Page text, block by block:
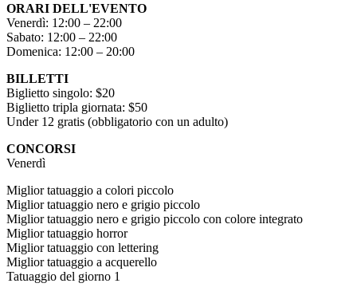
ORARI DELL'EVENTO
Venerdì: 12:00 – 22:00
Sabato: 12:00 – 22:00
Domenica: 12:00 – 20:00
BILLETTI
Biglietto singolo: $20
Biglietto tripla giornata: $50
Under 12 gratis (obbligatorio con un adulto)
CONCORSI
Venerdì
Miglior tatuaggio a colori piccolo
Miglior tatuaggio nero e grigio piccolo
Miglior tatuaggio nero e grigio piccolo con colore integrato
Miglior tatuaggio horror
Miglior tatuaggio con lettering
Miglior tatuaggio a acquerello
Tatuaggio del giorno 1